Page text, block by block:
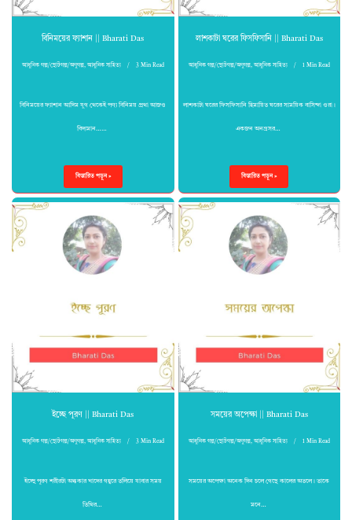
বিনিময়ের ফ্যাশান || Bharati Das
আধুনিক গল্প/ছোটগল্প/অণুগল্প, আধুনিক সাহিত্য 3 Min Read
বিনিময়ের ফ্যাশান আদিম যুগ থেকেই পণ্য বিনিময় প্রথা আজও
বিদ্যমান……
বিস্তারিত পড়ুন »
লাশকাটা ঘরের ফিসফিসানি || Bharati Das
আধুনিক গল্প/ছোটগল্প/অণুগল্প, আধুনিক সাহিত্য 1 Min Read
লাশকাটা ঘরের ফিসফিসানি হিমায়িত ঘরের সাময়িক বাসিন্দা ওরা।
একজন অনগ্রসর…
বিস্তারিত পড়ুন »
ইচ্ছে পূরণ || Bharati Das
আধুনিক গল্প/ছোটগল্প/অণুগল্প, আধুনিক সাহিত্য 3 Min Read
ইচ্ছে পূরণ শরীরটা অন্ধকার খাদের গহ্বরে তলিয়ে যাবার সময়
তিথির…
সময়ের অপেক্ষা || Bharati Das
আধুনিক গল্প/ছোটগল্প/অণুগল্প, আধুনিক সাহিত্য 1 Min Read
সময়ের অপেক্ষা অনেক দিন চলে গেছে কালের অতলে। তাকে
মনে…